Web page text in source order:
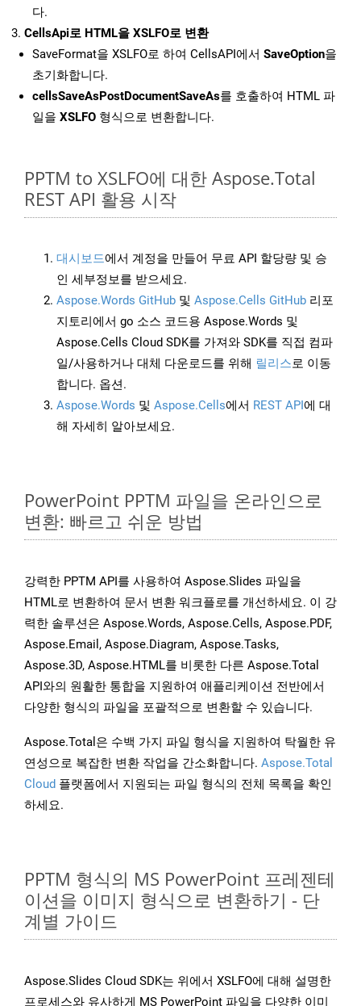
다.
CellsApi로 HTML을 XSLFO로 변환
SaveFormat을 XSLFO로 하여 CellsAPI에서 SaveOption을
초기화합니다.
cellsSaveAsPostDocumentSaveAs를 호출하여 HTML 파
일을 XSLFO 형식으로 변환합니다.
PPTM to XSLFO에 대한 Aspose.Total
REST API 활용 시작
대시보드에서 계정을 만들어 무료 API 할당량 및 승
인 세부정보를 받으세요.
Aspose.Words GitHub 및 Aspose.Cells GitHub 리포
지토리에서 go 소스 코드용 Aspose.Words 및
Aspose.Cells Cloud SDK를 가져와 SDK를 직접 컴파
일/사용하거나 대체 다운로드를 위해 릴리스로 이동
합니다. 옵션.
Aspose.Words 및 Aspose.Cells에서 REST API에 대
해 자세히 알아보세요.
PowerPoint PPTM 파일을 온라인으로
변환: 빠르고 쉬운 방법
강력한 PPTM API를 사용하여 Aspose.Slides 파일을
HTML로 변환하여 문서 변환 워크플로를 개선하세요. 이 강
력한 솔루션은 Aspose.Words, Aspose.Cells, Aspose.PDF,
Aspose.Email, Aspose.Diagram, Aspose.Tasks,
Aspose.3D, Aspose.HTML를 비롯한 다른 Aspose.Total
API와의 원활한 통합을 지원하여 애플리케이션 전반에서
다양한 형식의 파일을 포괄적으로 변환할 수 있습니다.
Aspose.Total은 수백 가지 파일 형식을 지원하여 탁월한 유
연성으로 복잡한 변환 작업을 간소화합니다. Aspose.Total
Cloud 플랫폼에서 지원되는 파일 형식의 전체 목록을 확인
하세요.
PPTM 형식의 MS PowerPoint 프레젠테
이션을 이미지 형식으로 변환하기 - 단
계별 가이드
Aspose.Slides Cloud SDK는 위에서 XSLFO에 대해 설명한
프로세스와 유사하게 MS PowerPoint 파일을 다양한 이미